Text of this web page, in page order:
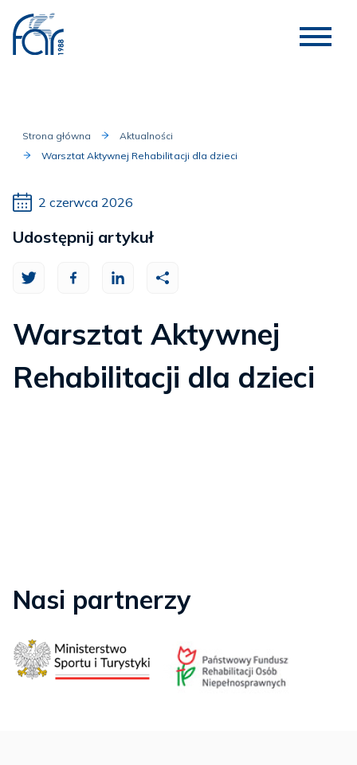
Strona główna
Aktualności
Warsztat Aktywnej Rehabilitacji dla dzieci
2 czerwca 2026
Warsztat Aktywnej
Rehabilitacji dla dzieci
Udostępnij artykuł
Nasi partnerzy